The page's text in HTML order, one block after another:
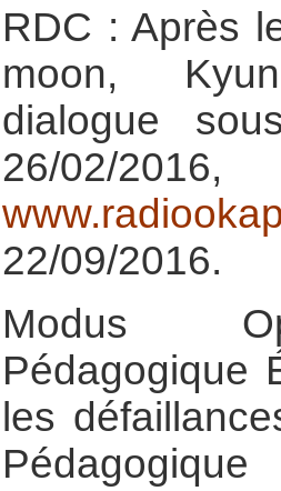
RDC : Après
moon,
dialogue
26/02/
22/09/2016.
Modus
Pédagogique
les
Pédagogique